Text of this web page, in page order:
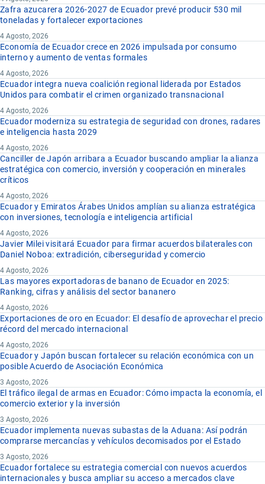
Zafra azucarera 2026-2027 de Ecuador prevé producir 530 mil
toneladas y fortalecer exportaciones
4 Agosto, 2026
Economía de Ecuador crece en 2026 impulsada por consumo
interno y aumento de ventas formales
4 Agosto, 2026
Ecuador integra nueva coalición regional liderada por Estados
Unidos para combatir el crimen organizado transnacional
4 Agosto, 2026
Ecuador moderniza su estrategia de seguridad con drones, radares
e inteligencia hasta 2029
4 Agosto, 2026
Canciller de Japón arribara a Ecuador buscando ampliar la alianza
estratégica con comercio, inversión y cooperación en minerales
críticos
4 Agosto, 2026
Ecuador y Emiratos Árabes Unidos amplían su alianza estratégica
con inversiones, tecnología e inteligencia artificial
4 Agosto, 2026
Javier Milei visitará Ecuador para firmar acuerdos bilaterales con
Daniel Noboa: extradición, ciberseguridad y comercio
4 Agosto, 2026
Las mayores exportadoras de banano de Ecuador en 2025:
Ranking, cifras y análisis del sector bananero
4 Agosto, 2026
Exportaciones de oro en Ecuador: El desafío de aprovechar el precio
récord del mercado internacional
4 Agosto, 2026
Ecuador y Japón buscan fortalecer su relación económica con un
posible Acuerdo de Asociación Económica
3 Agosto, 2026
El tráfico ilegal de armas en Ecuador: Cómo impacta la economía, el
comercio exterior y la inversión
3 Agosto, 2026
Ecuador implementa nuevas subastas de la Aduana: Así podrán
comprarse mercancías y vehículos decomisados por el Estado
3 Agosto, 2026
Ecuador fortalece su estrategia comercial con nuevos acuerdos
internacionales y busca ampliar su acceso a mercados clave